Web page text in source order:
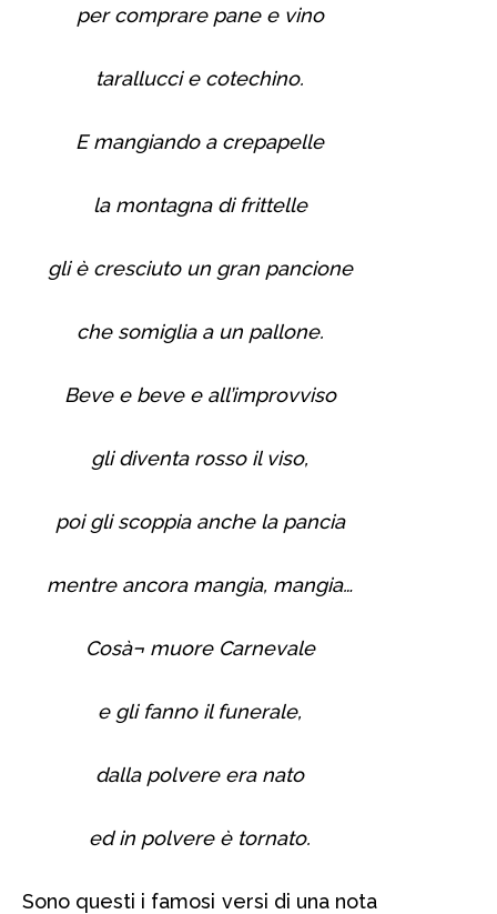
per comprare pane e vino
tarallucci e cotechino.
E mangiando a crepapelle
la montagna di frittelle
gli è cresciuto un gran pancione
che somiglia a un pallone.
Beve e beve e all’improvviso
gli diventa rosso il viso,
poi gli scoppia anche la pancia
mentre ancora mangia, mangia…
Cosà¬ muore Carnevale
e gli fanno il funerale,
dalla polvere era nato
ed in polvere è tornato.
Sono questi i famosi versi di una nota